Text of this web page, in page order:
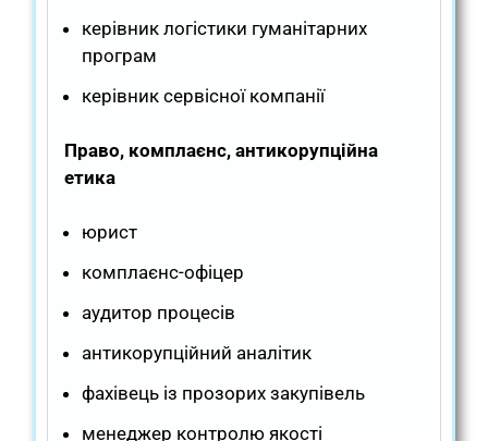
керівник логістики гуманітарних
програм
керівник сервісної компанії
Право, комплаєнс, антикорупційна
етика
юрист
комплаєнс-офіцер
аудитор процесів
антикорупційний аналітик
фахівець із прозорих закупівель
менеджер контролю якості